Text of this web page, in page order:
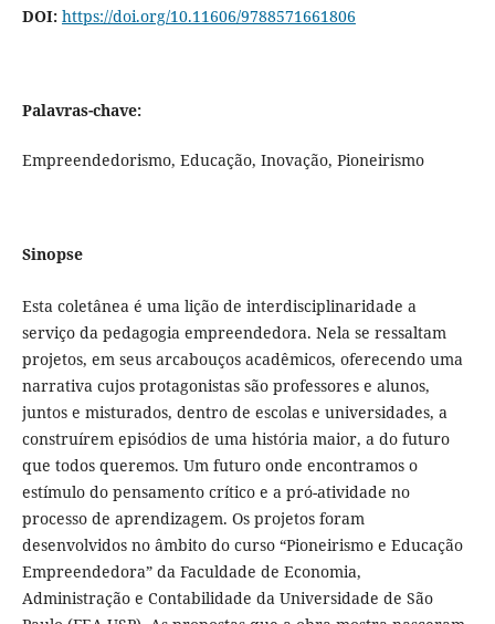
DOI: https://doi.org/10.11606/9788571661806
Palavras-chave:
Empreendedorismo, Educação, Inovação, Pioneirismo
Sinopse
Esta coletânea é uma lição de interdisciplinaridade a
serviço da pedagogia empreendedora. Nela se ressaltam
projetos, em seus arcabouços acadêmicos, oferecendo uma
narrativa cujos protagonistas são professores e alunos,
juntos e misturados, dentro de escolas e universidades, a
construírem episódios de uma história maior, a do futuro
que todos queremos. Um futuro onde encontramos o
estímulo do pensamento crítico e a pró-atividade no
processo de aprendizagem. Os projetos foram
desenvolvidos no âmbito do curso “Pioneirismo e Educação
Empreendedora” da Faculdade de Economia,
Administração e Contabilidade da Universidade de São